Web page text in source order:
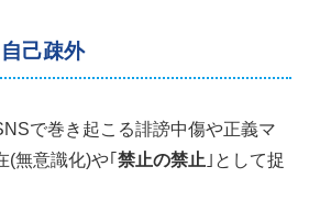
己疎外
で巻き起こる誹謗中傷や正義マ
(無意識化)や｢ 禁止の禁止 ｣として捉